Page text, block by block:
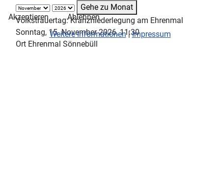
Gehe zu Monat
Volkstrauertag: Kranzniederlegung am Ehrenmal
Sonntag, 15. November 2026, 11:30
Ort Ehrenmal Sönnebüll
Akzeptieren
Ablehnen
Weitere Informationen|Impressum